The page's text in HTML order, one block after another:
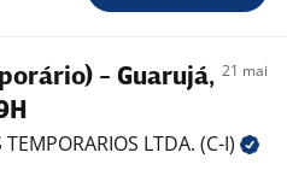
- Guarujá, 21 mai
LTDA. (C-I)